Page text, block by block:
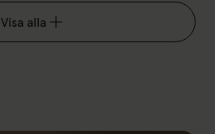
Visa alla